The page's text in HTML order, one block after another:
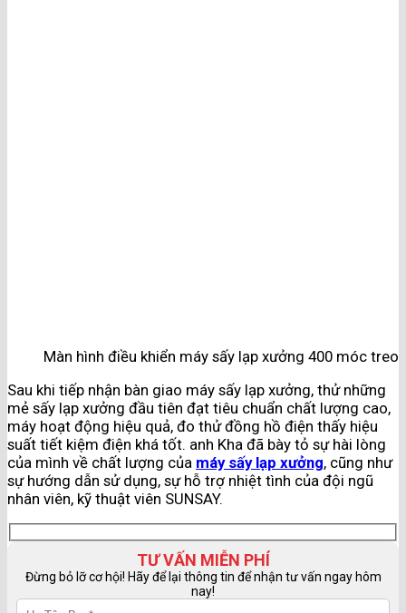
Màn hình điều khiển máy sấy lạp xưởng 400 móc treo
Sau khi tiếp nhận bàn giao máy sấy lạp xưởng, thử những
mẻ sấy lạp xưởng đầu tiên đạt tiêu chuẩn chất lượng cao,
máy hoạt động hiệu quả, đo thử đồng hồ điện thấy hiệu
suất tiết kiệm điện khá tốt. anh Kha đã bày tỏ sự hài lòng
của mình về chất lượng của máy sấy lạp xưởng, cũng như
sự hướng dẫn sử dụng, sự hỗ trợ nhiệt tình của đội ngũ
nhân viên, kỹ thuật viên SUNSAY.
TƯ VẤN MIỄN PHÍ
Đừng bỏ lỡ cơ hội! Hãy để lại thông tin để nhận tư vấn ngay hôm
nay!